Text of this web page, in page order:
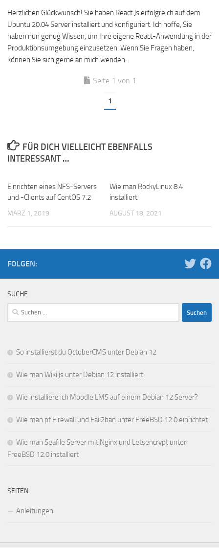
Herzlichen Glückwunsch! Sie haben React.Js erfolgreich auf dem
Ubuntu 20.04 Server installiert und konfiguriert. Ich hoffe, Sie
haben nun genug Wissen, um Ihre eigene React-Anwendung in der
Produktionsumgebung einzusetzen. Wenn Sie Fragen haben,
können Sie sich gerne an mich wenden.
Seite 1 von 1
1
FÜR DICH VIELLEICHT EBENFALLS
INTERESSANT …
Einrichten eines NFS-Servers
und -Clients auf CentOS 7.2
MÄRZ 1, 2019
Wie man RockyLinux 8.4
installiert
AUGUST 18, 2021
FOLGEN:
SUCHE
Suchen
nach:
So installierst du OctoberCMS unter Debian 12
Wie man Wiki.js unter Debian 12 installiert
Wie installiere ich Moodle LMS auf einem Debian 12 Server?
Wie man pf Firewall und Fail2ban unter FreeBSD 12.0 einrichtet
Wie man Seafile Server mit Nginx und Letsencrypt unter
FreeBSD 12.0 installiert
SEITEN
Anleitungen